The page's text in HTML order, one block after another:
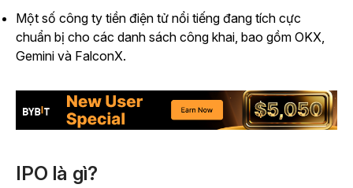
Một số công ty tiền điện tử nổi tiếng đang tích cực
chuẩn bị cho các danh sách công khai, bao gồm OKX,
Gemini và FalconX.
IPO là gì?